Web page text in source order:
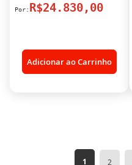
R$24.830,00
Adicionar ao Carrinho
Você
1 Página
2